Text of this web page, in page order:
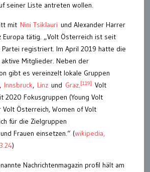
seiner Liste antreten wollen.
mit Nini Tsiklauri und Alexander Harrer
Europa tätig. „Volt Österreich ist seit
registriert. Im April 2019 hatte die
Mitglieder. Neben der
gibt es vereinzelt lokale Gruppen
, Innsbruck, Linz und Graz. [119]
Volt
2020 Fokusgruppen (Young Volt
Volt Österreich, Women of Volt
für die Zielgruppen
und Frauen einsetzen.“ (wikipedia,
)
Nachrichtenmagazin profil hält am